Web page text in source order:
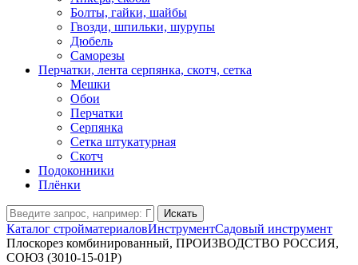
Болты, гайки, шайбы
Гвозди, шпильки, шурупы
Дюбель
Саморезы
Перчатки, лента серпянка, скотч, сетка
Мешки
Обои
Перчатки
Серпянка
Сетка штукатурная
Скотч
Подоконники
Плёнки
Искать
Каталог стройматериаловИнструментСадовый инструмент
Плоскорез комбинированный, ПРОИЗВОДСТВО РОССИЯ,
СОЮЗ (3010-15-01Р)